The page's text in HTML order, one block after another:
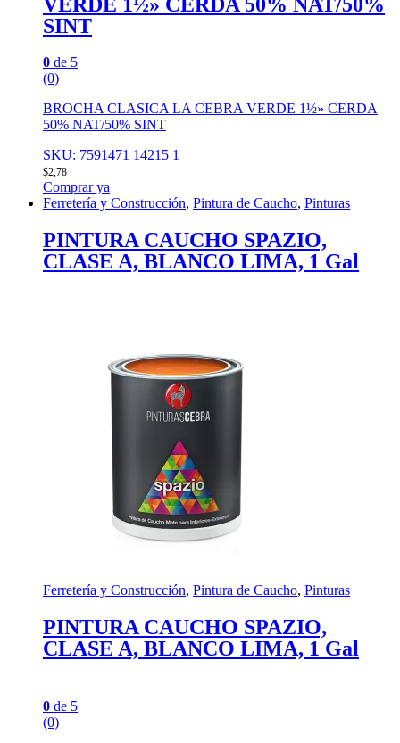
SINT
0 de 5
(0)
BROCHA CLASICA LA CEBRA VERDE 1½» CERDA
50% NAT/50% SINT
SKU: 7591471 14215 1
$2,78
Comprar ya
Ferretería y Construcción, Pintura de Caucho, Pinturas
PINTURA CAUCHO SPAZIO,
CLASE A, BLANCO LIMA, 1 Gal
Ferretería y Construcción, Pintura de Caucho, Pinturas
PINTURA CAUCHO SPAZIO,
CLASE A, BLANCO LIMA, 1 Gal
0 de 5
(0)